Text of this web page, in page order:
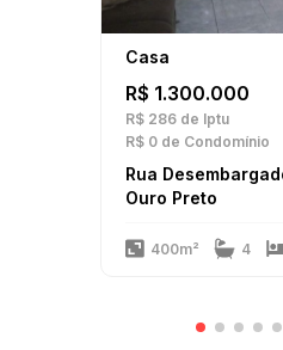
Casa
R$ 1.300.000
R$ 286 de Iptu
R$ 0 de Condomínio
Rua
Ouro Preto
400m² 4